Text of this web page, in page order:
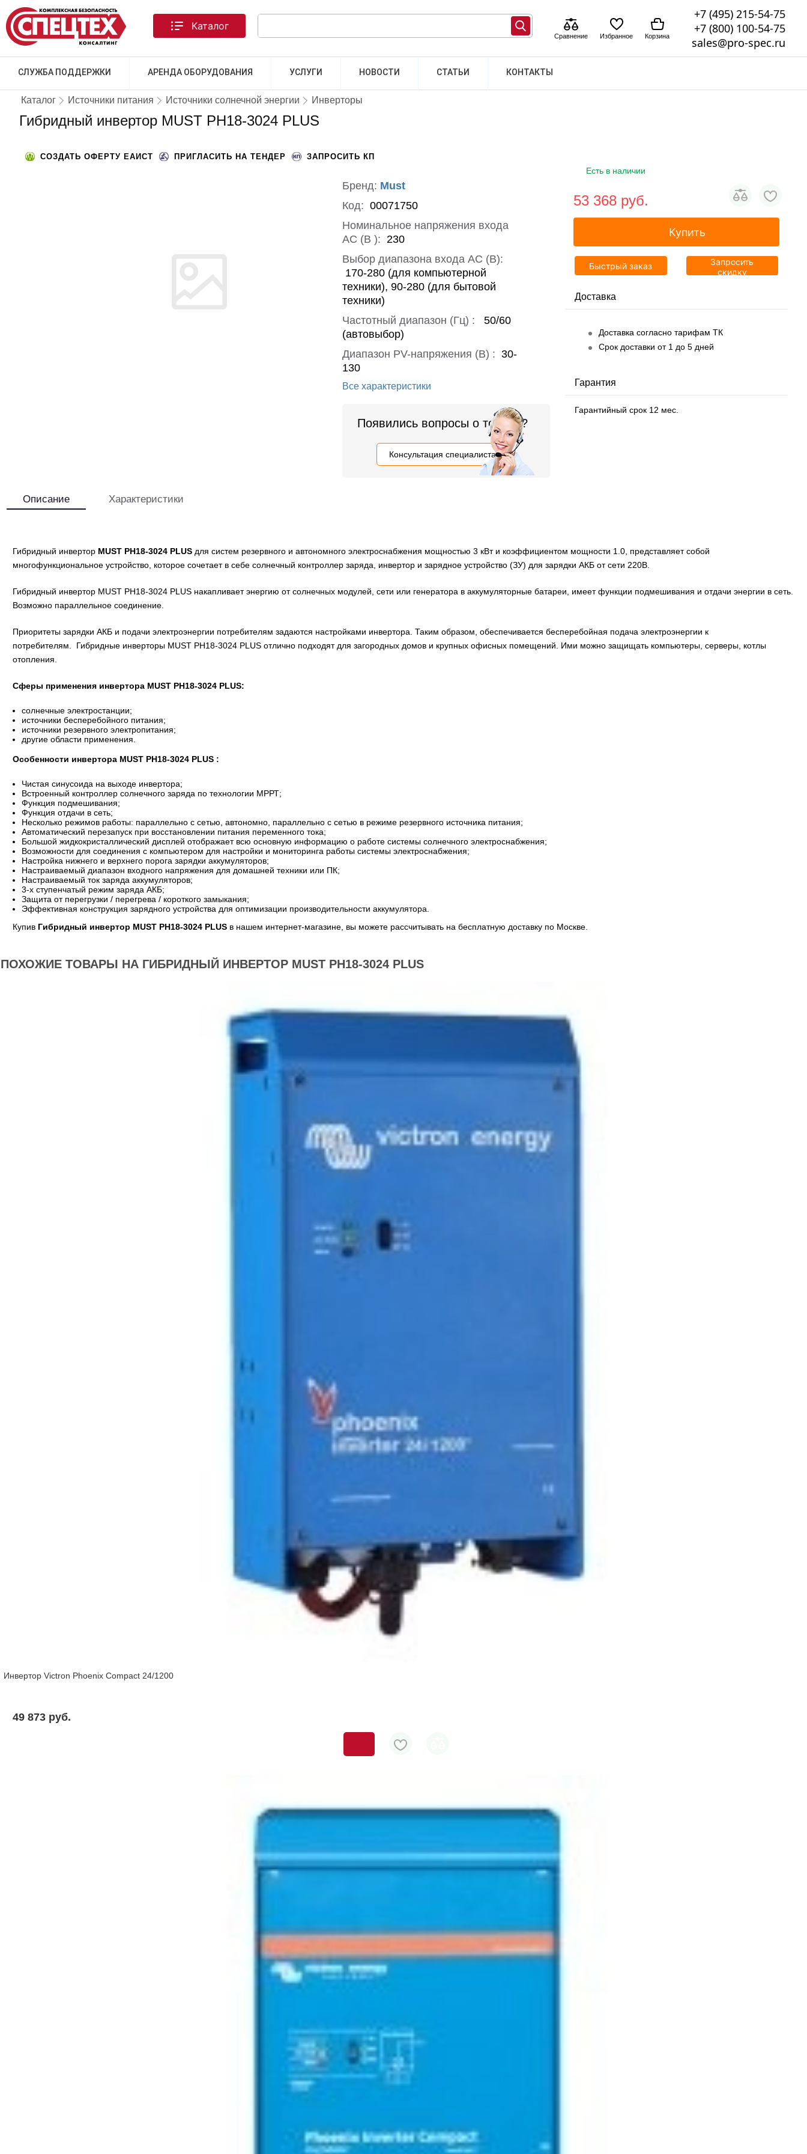
СЛУЖБА ПОДДЕРЖКИ АРЕНДА ОБОРУДОВАНИЯ УСЛУГИ НОВОСТИ СТАТЬИ КОНТАКТЫ
Каталог
Сравнение Избранное Корзина
+7 (495) 215-54-75
+7 (800) 100-54-75
sales@pro-spec.ru
Каталог Источники питания Источники солнечной энергии Инверторы
Гибридный инвертор MUST PH18-3024 PLUS
СОЗДАТЬ ОФЕРТУ ЕАИСТ ПРИГЛАСИТЬ НА ТЕНДЕР ЗАПРОСИТЬ КП
Есть в наличии
Бренд: Must
Код: 00071750
Номинальное напряжения входа
АС (В ): 230
Выбор диапазона входа АС (В):
170-280 (для компьютерной
техники), 90-280 (для бытовой
техники)
Частотный диапазон (Гц) :
50/60
(автовыбор)
Диапазон PV-напряжения (В) : 30-
130
Все характеристики
Появились вопросы о товаре?
Консультация специалиста
53 368 pуб.
Купить
Быстрый заказ
Запросить
скидку
Доставка
Доставка согласно тарифам ТК
Срок доставки от 1 до 5 дней
Гарантия
Гарантийный срок 12 мес.
Описание
Гибридный инвертор MUST PH18-3024 PLUS для систем резервного и автономного электроснабжения мощностью 3 кВт и коэффициентом мощности 1.0, представляет собой
многофункциональное устройство, которое сочетает в себе солнечный контроллер заряда, инвертор и зарядное устройство (ЗУ) для зарядки АКБ от сети 220В.
Гибридный инвертор MUST PH18-3024 PLUS накапливает энергию от солнечных модулей, сети или генератора в аккумуляторные батареи, имеет функции подмешивания и отдачи энергии в сеть.
Возможно параллельное соединение.
Приоритеты зарядки АКБ и подачи электроэнергии потребителям задаются настройками инвертора. Таким образом, обеспечивается бесперебойная подача электроэнергии к
потребителям. Гибридные инверторы MUST PH18-3024 PLUS отлично подходят для загородных домов и крупных офисных помещений. Ими можно защищать компьютеры, серверы, котлы
отопления.
Сферы применения инвертора MUST PH18-3024 PLUS:
солнечные электростанции;
источники бесперебойного питания;
источники резервного электропитания;
другие области применения.
Особенности инвертора MUST PH18-3024 PLUS :
Чистая синусоида на выходе инвертора;
Встроенный контроллер солнечного заряда по технологии МРРТ;
Функция подмешивания;
Функция отдачи в сеть;
Несколько режимов работы: параллельно с сетью, автономно, параллельно с сетью в режиме резервного источника питания;
Автоматический перезапуск при восстановлении питания переменного тока;
Большой жидкокристаллический дисплей отображает всю основную информацию о работе системы солнечного электроснабжения;
Возможности для соединения с компьютером для настройки и мониторинга работы системы электроснабжения;
Настройка нижнего и верхнего порога зарядки аккумуляторов;
Настраиваемый диапазон входного напряжения для домашней техники или ПК;
Настраиваемый ток заряда аккумуляторов;
3-х ступенчатый режим заряда АКБ;
Защита от перегрузки / перегрева / короткого замыкания;
Эффективная конструкция зарядного устройства для оптимизации производительности аккумулятора.
Купив Гибридный инвертор MUST PH18-3024 PLUS в нашем интернет-магазине, вы можете рассчитывать на бесплатную доставку по Москве.
Характеристики
ПОХОЖИЕ ТОВАРЫ НА ГИБРИДНЫЙ ИНВЕРТОР MUST PH18-3024 PLUS
Инвертор Victron Phoenix Compact 24/1200
49 873 pуб.